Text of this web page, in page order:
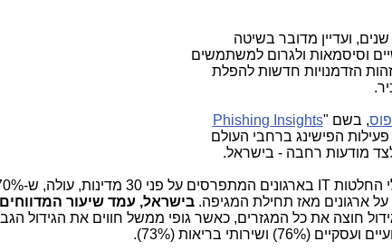
מתקפות פישינג מלוות אותנו כבר יותר מ-25 שנים, ועדיין מדובר בשיטה
וסיסמאות ולגרום למשתמשים
הזדמנויות חדשות להפלת
, בשם "Phishing Insights
הפישינג ברחבי העולם
מודעות רחבה - בישראל.
IT
בארגונים המתפרסים על פני 30
על ארגונים מאז תחילת המגיפה.בישראל, עמד שיעור
חוצה את כל המגזרים, כאשר גופי ממשל חווים את הגידול